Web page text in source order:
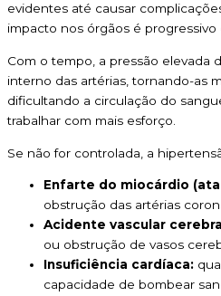
evidentes até causar
impacto nos órgãos é progressivo
Com o tempo, a pressão elevada
interno das artérias, tornando-as
dificultando a circulação do
trabalhar com mais esforço.
Se não for controlada, a
Enfarte do miocárdio
obstrução das artérias
Acidente vascular
ou obstrução de vasos
Insuficiência cardíaca:
capacidade de bombear